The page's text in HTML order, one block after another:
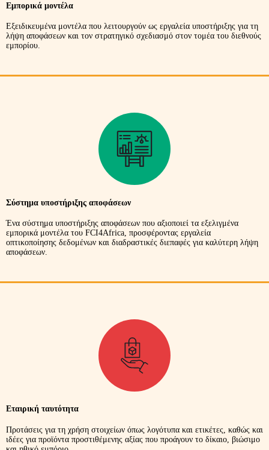
Εμπορικά μοντέλα
Εξειδικευμένα μοντέλα που λειτουργούν ως εργαλεία υποστήριξης για τη
λήψη αποφάσεων και τον στρατηγικό σχεδιασμό στον τομέα του διεθνούς
εμπορίου.
Σύστημα υποστήριξης αποφάσεων
Ένα σύστημα υποστήριξης αποφάσεων που αξιοποιεί τα εξελιγμένα
εμπορικά μοντέλα του FCI4Africa, προσφέροντας εργαλεία
οπτικοποίησης δεδομένων και διαδραστικές διεπαφές για καλύτερη λήψη
αποφάσεων.
Εταιρική ταυτότητα
Προτάσεις για τη χρήση στοιχείων όπως λογότυπα και ετικέτες, καθώς και
ιδέες για προϊόντα προστιθέμενης αξίας που προάγουν το δίκαιο, βιώσιμο